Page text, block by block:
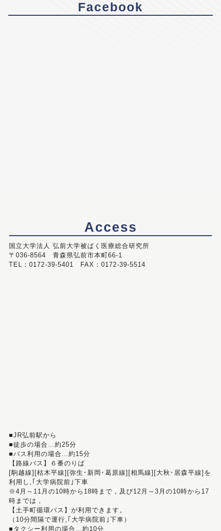
Facebook
Access
国立大学法人 弘前大学被ばく医療総合研究所
〒036-8564 青森県弘前市本町66-1
TEL：0172-39-5401 FAX：0172-39-5514
■JR弘前駅から
■徒歩の場合…約25分
■バス利用の場合…約15分
【路線バス】６番のりば
[駒越線][枯木平線][弥生･新岡･葛原線][相馬線][大秋･居森平線]を
利用し,｢大学病院前｣下車
※4月～11月の10時から18時まで，及び12月～3月の10時から17
時までは，
【土手町循環バス】が利用できます。
（10分間隔で運行,｢大学病院前｣下車）
■タクシー利用の場合…約10分